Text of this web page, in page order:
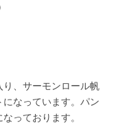
、サーモンロール帆
なっています。パン
っております。